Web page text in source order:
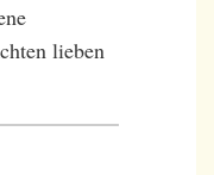
lieben